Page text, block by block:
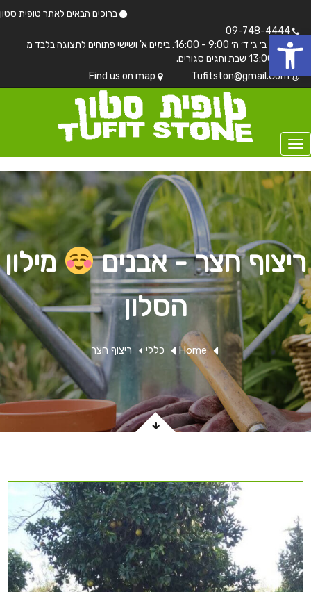
ברוכים הבאים לאתר טופית סטון
בימים ב׳ ג׳ ד׳ ה׳ 9:00 - 16:00. בימים א' ושישי פתוחים לתצוגה בלבד מ
7:00 - 13:00 שבת וחגים סגורים.
Tufitston@gmail.Com
ריצוף חצר - אבנים
מילון
הסלון
Home כללי ריצוף חצר